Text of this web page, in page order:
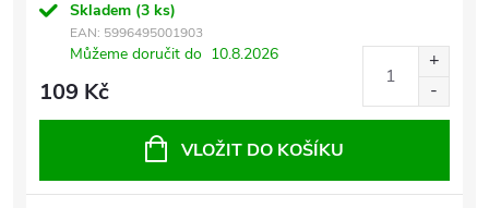
Skladem (3 ks)
EAN: 5996495001903
Můžeme doručit do 10.8.2026
109 Kč
VLOŽIT DO KOŠÍKU